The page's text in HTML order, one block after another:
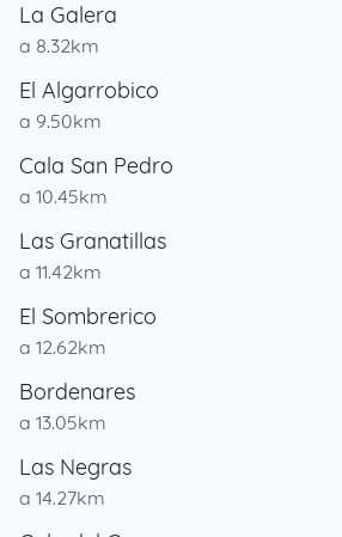
La Galera
a 8.32km
El Algarrobico
a 9.50km
Cala San Pedro
a 10.45km
Las Granatillas
a 11.42km
El Sombrerico
a 12.62km
Bordenares
a 13.05km
Las Negras
a 14.27km